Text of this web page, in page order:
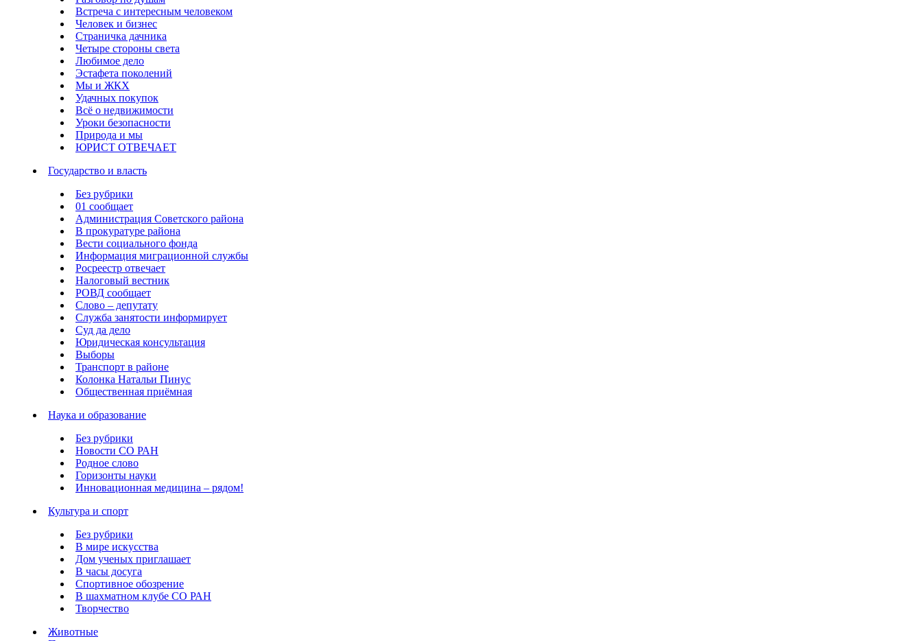
Встреча с интересным человеком
Человек и бизнес
Страничка дачника
Четыре стороны света
Любимое дело
Эстафета поколений
Мы и ЖКХ
Удачных покупок
Всё о недвижимости
Уроки безопасности
Природа и мы
ЮРИСТ ОТВЕЧАЕТ
Государство и власть
Без рубрики
01 сообщает
Администрация Советского района
В прокуратуре района
Вести социального фонда
Информация миграционной службы
Росреестр отвечает
Налоговый вестник
РОВД сообщает
Слово – депутату
Служба занятости информирует
Суд да дело
Юридическая консультация
Выборы
Транспорт в районе
Колонка Натальи Пинус
Общественная приёмная
Наука и образование
Без рубрики
Новости СО РАН
Родное слово
Горизонты науки
Инновационная медицина – рядом!
Культура и спорт
Без рубрики
В мире искусства
Дом ученых приглашает
В часы досуга
Спортивное обозрение
В шахматном клубе СО РАН
Творчество
Животные